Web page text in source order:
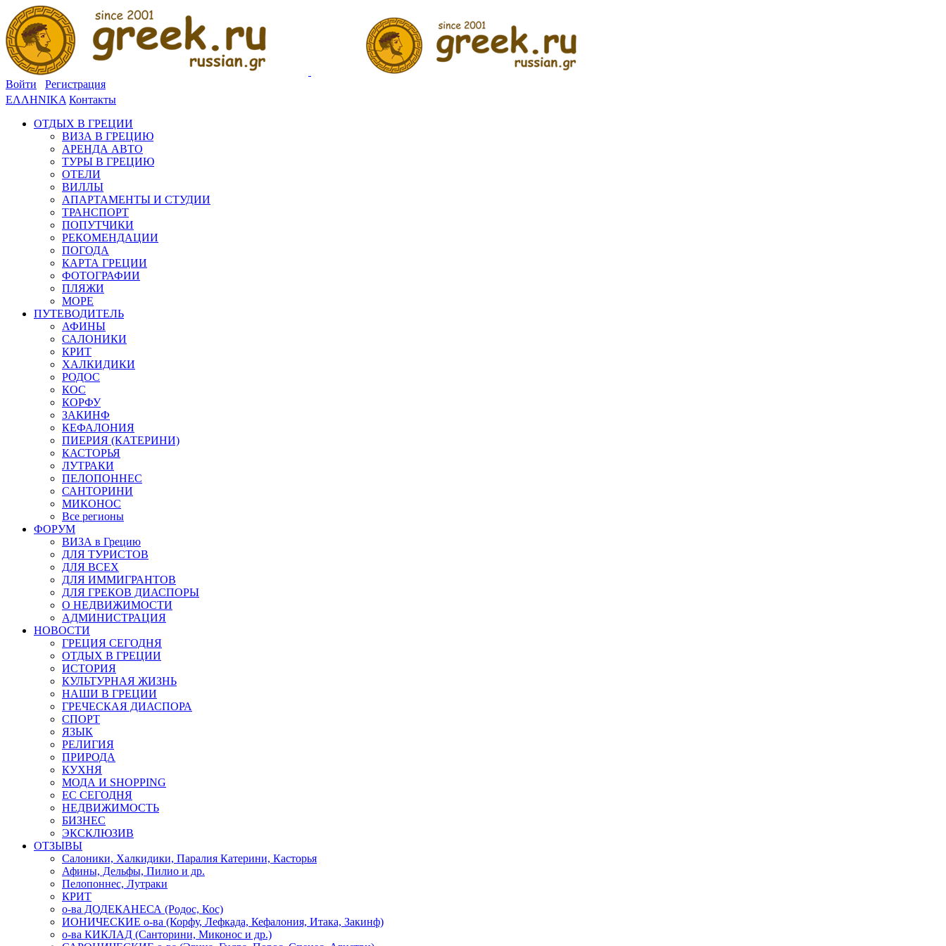
Войти
Регистрация
ΕΛΛΗΝΙΚΑ Контакты
ОТДЫХ В ГРЕЦИИ
ВИЗА В ГРЕЦИЮ
АРЕНДА АВТО
ТУРЫ В ГРЕЦИЮ
ОТЕЛИ
ВИЛЛЫ
АПАРТАМЕНТЫ И СТУДИИ
ТРАНСПОРТ
ПОПУТЧИКИ
РЕКОМЕНДАЦИИ
ПОГОДА
КАРТА ГРЕЦИИ
ФОТОГРАФИИ
ПЛЯЖИ
МОРЕ
ПУТЕВОДИТЕЛЬ
АФИНЫ
САЛОНИКИ
КРИТ
ХАЛКИДИКИ
РОДОС
КОС
КОРФУ
ЗАКИНФ
КЕФАЛОНИЯ
ПИЕРИЯ (КАТЕРИНИ)
КАСТОРЬЯ
ЛУТРАКИ
ПЕЛОПОННЕС
САНТОРИНИ
МИКОНОС
Все регионы
ФОРУМ
ВИЗА в Грецию
ДЛЯ ТУРИСТОВ
ДЛЯ ВСЕХ
ДЛЯ ИММИГРАНТОВ
ДЛЯ ГРЕКОВ ДИАСПОРЫ
О НЕДВИЖИМОСТИ
АДМИНИСТРАЦИЯ
НОВОСТИ
ГРЕЦИЯ СЕГОДНЯ
ОТДЫХ В ГРЕЦИИ
ИСТОРИЯ
КУЛЬТУРНАЯ ЖИЗНЬ
НАШИ В ГРЕЦИИ
ГРЕЧЕСКАЯ ДИАСПОРА
СПОРТ
ЯЗЫК
РЕЛИГИЯ
ПРИРОДА
КУХНЯ
МОДА И SHOPPING
ЕС СЕГОДНЯ
НЕДВИЖИМОСТЬ
БИЗНЕС
ЭКСКЛЮЗИВ
ОТЗЫВЫ
Салоники, Халкидики, Паралия Катерини, Касторья
Афины, Дельфы, Пилио и др.
Пелопоннес, Лутраки
КРИТ
о-ва ДОДЕКАНЕСА (Родос, Кос)
ИОНИЧЕСКИЕ о-ва (Корфу, Лефкада, Кефалония, Итака, Закинф)
о-ва КИКЛАД (Санторини, Миконос и др.)